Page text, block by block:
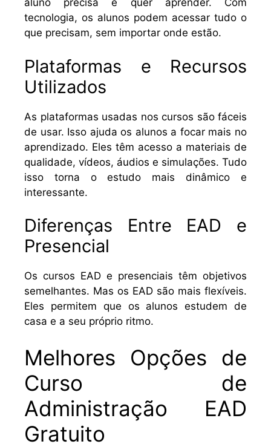
aluno precisa e quer aprender. Com
tecnologia, os alunos podem acessar tudo o
que precisam, sem importar onde estão.
Plataformas e Recursos
Utilizados
As plataformas usadas nos cursos são fáceis
de usar. Isso ajuda os alunos a focar mais no
aprendizado. Eles têm acesso a materiais de
qualidade, vídeos, áudios e simulações. Tudo
isso torna o estudo mais dinâmico e
interessante.
Diferenças Entre EAD e
Presencial
Os cursos EAD e presenciais têm objetivos
semelhantes. Mas os EAD são mais flexíveis.
Eles permitem que os alunos estudem de
casa e a seu próprio ritmo.
Melhores Opções de
Curso de
Administração EAD
Gratuito